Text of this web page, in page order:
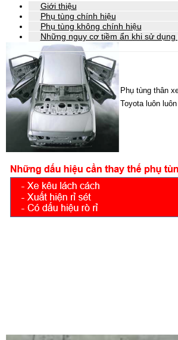
Giới thiệu
Phụ tùng chính hiệu
Phụ tùng không chính hiệu
Những nguy cơ tiềm ẩn khi sử
Phụ tùng thân
Toyota luôn